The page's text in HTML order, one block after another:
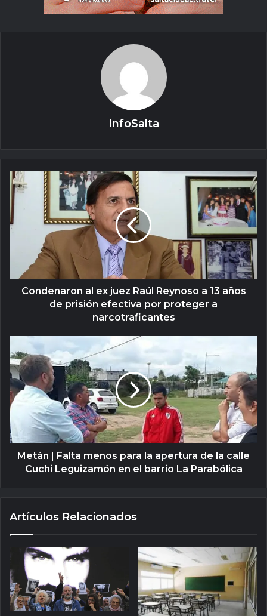
InfoSalta
Condenaron al ex juez Raúl Reynoso a 13 años
de prisión efectiva por proteger a
narcotraficantes
Metán | Falta menos para la apertura de la calle
Cuchi Leguizamón en el barrio La Parabólica
Artículos Relacionados